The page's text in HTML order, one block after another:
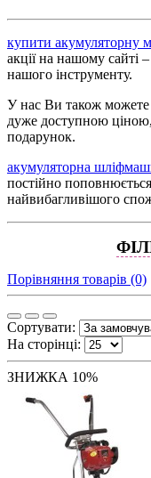
купити акумуляторну
акції на нашому сайті
нашого інструменту.
У нас Ви також можете
дуже доступною
подарунок.
акумуляторна
постійно
найвибагливішого
Порівняння товарів (0)
Сортувати:
На сторінці:
ЗНИЖКА 10%